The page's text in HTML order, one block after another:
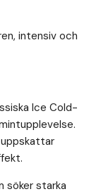
intensiv och
Ice Cold-
söker starka